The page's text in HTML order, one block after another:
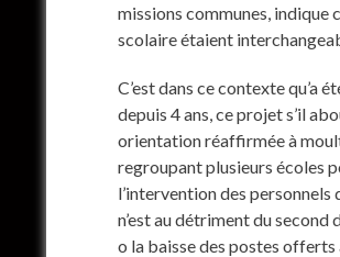
missions communes, indique
scolaire étaient
C’est dans ce contexte qu’a
depuis 4 ans, ce projet s’il
orientation réaffirmée à
regroupant plusieurs écoles
l’intervention des personnels
n’est au détriment du second
o la baisse des postes